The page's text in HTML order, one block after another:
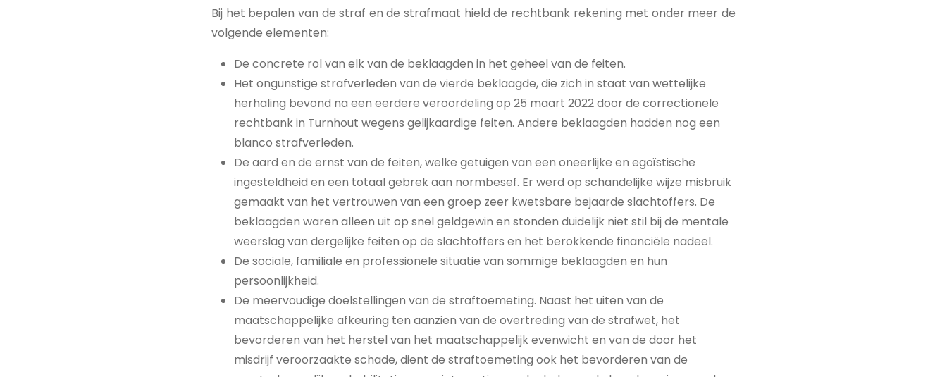
Bij het bepalen van de straf en de strafmaat hield de rechtbank rekening met onder meer de
volgende elementen:
De concrete rol van elk van de beklaagden in het geheel van de feiten.
Het ongunstige strafverleden van de vierde beklaagde, die zich in staat van wettelijke
herhaling bevond na een eerdere veroordeling op 25 maart 2022 door de correctionele
rechtbank in Turnhout wegens gelijkaardige feiten. Andere beklaagden hadden nog een
blanco strafverleden.
De aard en de ernst van de feiten, welke getuigen van een oneerlijke en egoïstische
ingesteldheid en een totaal gebrek aan normbesef. Er werd op schandelijke wijze misbruik
gemaakt van het vertrouwen van een groep zeer kwetsbare bejaarde slachtoffers. De
beklaagden waren alleen uit op snel geldgewin en stonden duidelijk niet stil bij de mentale
weerslag van dergelijke feiten op de slachtoffers en het berokkende financiële nadeel.
De sociale, familiale en professionele situatie van sommige beklaagden en hun
persoonlijkheid.
De meervoudige doelstellingen van de straftoemeting. Naast het uiten van de
maatschappelijke afkeuring ten aanzien van de overtreding van de strafwet, het
bevorderen van het herstel van het maatschappelijk evenwicht en van de door het
misdrijf veroorzaakte schade, dient de straftoemeting ook het bevorderen van de